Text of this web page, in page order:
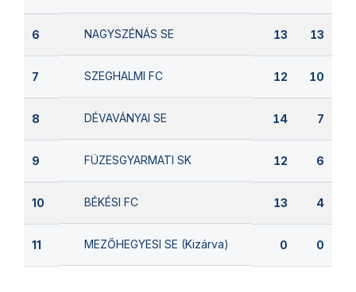
6 NAGYSZÉNÁS SE 13 13
7 SZEGHALMI FC 12 10
8 DÉVAVÁNYAI SE 14 7
9 FÜZESGYARMATI SK 12 6
10 BÉKÉSI FC 13 4
11 MEZŐHEGYESI SE (Kizárva) 0 0